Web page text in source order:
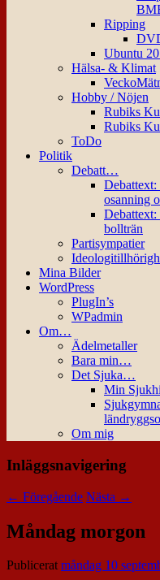
Ripping
Ubuntu
Hälsa- & Klimat
Hobby / Nöjen
Rubiks
Rubiks
ToDo
Politik
Debatt…
osanning
bollträn
Partisympatier
Mina Bilder
WordPress
PlugIn’s
WPadmin
Om…
Ädelmetaller
Bara min…
Det Sjuka…
Min
Om mig
Inläggsnavigering
← Föregående Nästa →
Måndag morgon
Publiceratmåndag 10